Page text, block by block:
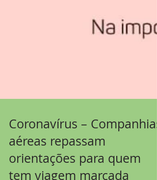
Coronavírus – Companhias